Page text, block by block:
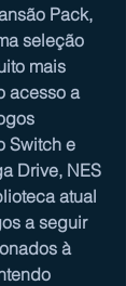
Pack,
seleção
mais
acesso a
Switch e
Drive, NES
atual
a seguir
à